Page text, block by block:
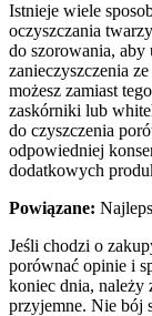
Istnieje wiele
oczyszczania
do szorowania, aby
zanieczyszczenia
możesz zamiast
zaskórniki lub
do czyszczenia
odpowiedniej
dodatkowych
Powiązane:
Jeśli chodzi o
porównać opinie i
koniec dnia, należy
przyjemne. Nie bój